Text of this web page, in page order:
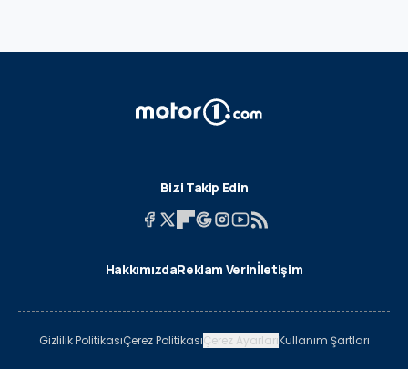
Bizi Takip Edin
HakkımızdaReklam Verinİletişim
Gizlilik PolitikasıÇerez PolitikasıÇerez AyarlarıKullanım Şartları